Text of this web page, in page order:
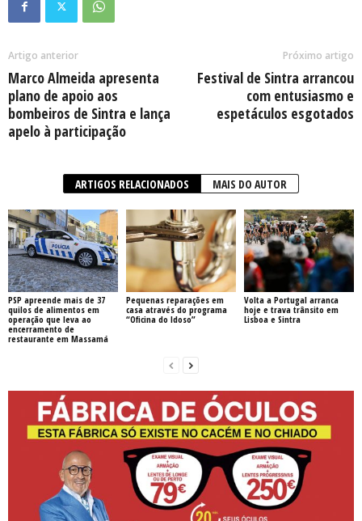
Artigo anterior
Marco Almeida apresenta
plano de apoio aos
bombeiros de Sintra e lança
apelo à participação
Próximo artigo
Festival de Sintra arrancou
com entusiasmo e
espetáculos esgotados
ARTIGOS RELACIONADOS MAIS DO AUTOR
PSP apreende mais de 37
quilos de alimentos em
operação que leva ao
encerramento de
restaurante em Massamá
Pequenas reparações em
casa através do programa
“Oficina do Idoso”
Volta a Portugal arranca
hoje e trava trânsito em
Lisboa e Sintra